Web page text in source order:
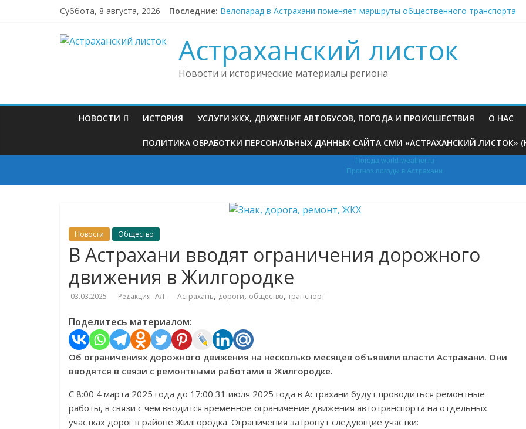
Суббота, 8 августа, 2026 Последние: Велопарад в Астрахани поменяет маршруты общественного транспорта
Астраханская область присоединилась к проекту «Культурное долголетие»
На окраине Астрахани готовят земельные участки для передачи льготникам
Астраханский листок
Новости и исторические материалы региона
НОВОСТИ ИСТОРИЯ УСЛУГИ ЖКХ, ДВИЖЕНИЕ АВТОБУСОВ, ПОГОДА И ПРОИСШЕСТВИЯ О НАС
ПОЛИТИКА ОБРАБОТКИ ПЕРСОНАЛЬНЫХ ДАННЫХ САЙТА СМИ «АСТРАХАНСКИЙ ЛИСТОК»
Погода world-weather.ru
Прогноз погоды в Астрахани
Новости Общество
В Астрахани вводят ограничения дорожного
движения в Жилгородке
03.03.2025 Редакция -АЛ- Астрахань, дороги, общество, транспорт
Поделитесь материалом:
Об ограничениях дорожного движения на несколько месяцев объявили власти Астрахани. Они
вводятся в связи с ремонтными работами в Жилгородке.
С 8:00 4 марта 2025 года до 17:00 31 июля 2025 года в Астрахани будут проводиться ремонтные
работы, в связи с чем вводится временное ограничение движения автотранспорта на отдельных
участках дорог в районе Жилгородка. Ограничения затронут следующие участки: